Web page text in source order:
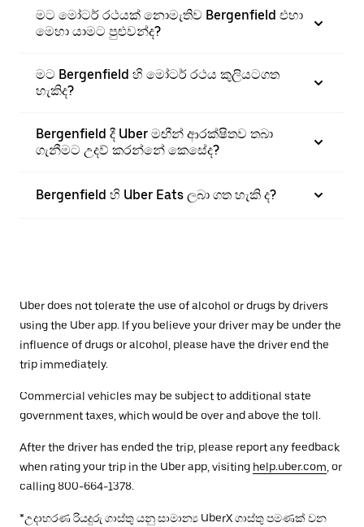
මට මෝටර් රථයක් නොමැතිව Bergenfield එහා
මෙහා යාමට පුළුවන්ද?
මට Bergenfield හි මෝටර් රථය කුලියටගත
හැකිද?
Bergenfield දී Uber මඟීන් ආරක්ෂිතව තබා
ගැනීමට උදව් කරන්නේ කෙසේද?
Bergenfield හි Uber Eats ලබා ගත හැකි ද?
Uber does not tolerate the use of alcohol or drugs by drivers
using the Uber app. If you believe your driver may be under the
influence of drugs or alcohol, please have the driver end the
trip immediately.
Commercial vehicles may be subject to additional state
government taxes, which would be over and above the toll.
After the driver has ended the trip, please report any feedback
when rating your trip in the Uber app, visiting help.uber.com , or
calling 800-664-1378.
*උදාහරණ රියදුරු ගාස්තු යනු සාමාන්‍ය UberX ගාස්තු පමණක් වන